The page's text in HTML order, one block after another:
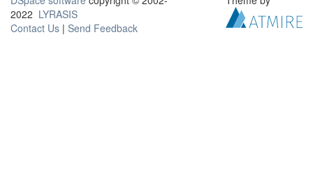
2022 LYRASIS
Contact Us | Send Feedback